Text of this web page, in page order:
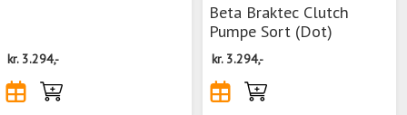
kr. 3.294,-
Beta Braktec Clutch
Pumpe Sort (Dot)
kr. 3.294,-